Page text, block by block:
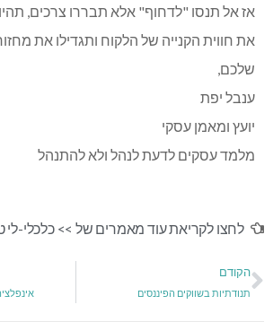
אז אל תנסו "לדחוף" אלא תבררו צרכים,
את חווית הקנייה של הלקוח ותגדילו את
שלכם,
ענבל יפת
יועץ ומאמן עסקי
מלמד עסקים לדעת לנהל ולא להתנהל
לחצו לקריאת עוד מאמרים של >> כלכלי-לי
הקודם
תנודתיות בשווקים הפיננסים